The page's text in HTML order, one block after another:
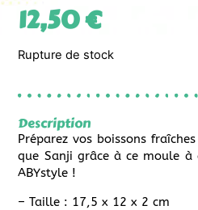
12,50€
Rupture de stock
Description
Préparez vos boissons
que Sanji grâce à ce moule à
ABYstyle !
– Taille : 17,5 x 12 x 2 cm